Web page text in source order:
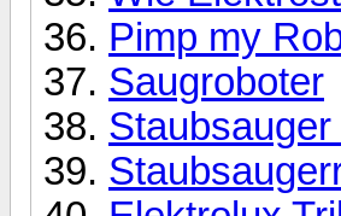
Pimp my
Saugroboter